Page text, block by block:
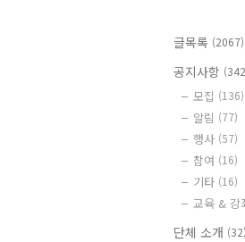
글목록 (2067)
공지사항
모집 (136)
알림 (77)
행사 (57)
참여 (16)
기타 (16)
교육 & 강
단체 소개 (32)